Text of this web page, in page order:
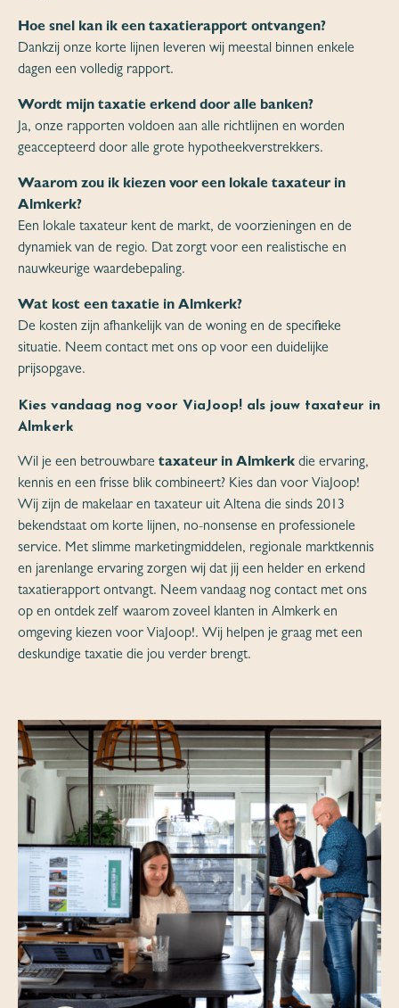
Hoe snel kan ik een taxatierapport ontvangen?
Dankzij onze korte lijnen leveren wij meestal binnen enkele
dagen een volledig rapport.
Wordt mijn taxatie erkend door alle banken?
Ja, onze rapporten voldoen aan alle richtlijnen en worden
geaccepteerd door alle grote hypotheekverstrekkers.
Waarom zou ik kiezen voor een lokale taxateur in
Almkerk?
Een lokale taxateur kent de markt, de voorzieningen en de
dynamiek van de regio. Dat zorgt voor een realistische en
nauwkeurige waardebepaling.
Wat kost een taxatie in Almkerk?
De kosten zijn afhankelijk van de woning en de specifieke
situatie. Neem contact met ons op voor een duidelijke
prijsopgave.
Kies vandaag nog voor ViaJoop! als jouw taxateur in
Almkerk
Wil je een betrouwbare taxateur in Almkerk die ervaring,
kennis en een frisse blik combineert? Kies dan voor ViaJoop!
Wij zijn de makelaar en taxateur uit Altena die sinds 2013
bekendstaat om korte lijnen, no-nonsense en professionele
service. Met slimme marketingmiddelen, regionale marktkennis
en jarenlange ervaring zorgen wij dat jij een helder en erkend
taxatierapport ontvangt. Neem vandaag nog contact met ons
op en ontdek zelf waarom zoveel klanten in Almkerk en
omgeving kiezen voor ViaJoop!. Wij helpen je graag met een
deskundige taxatie die jou verder brengt.